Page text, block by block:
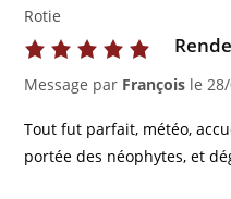
Rotie
Message par François le
Tout fut parfait, météo,
portée des néophytes, et